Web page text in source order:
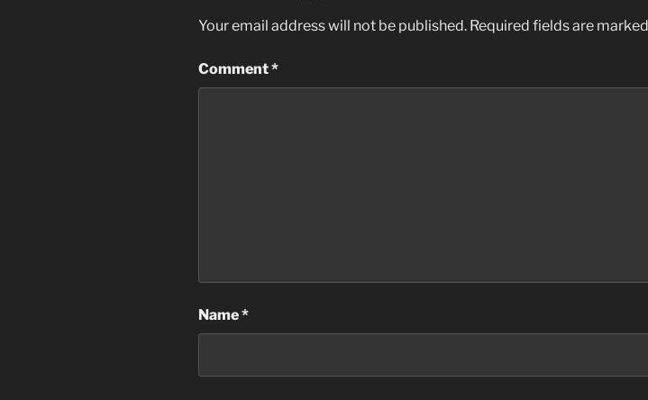
Your email address will not be published. Required fields are marked
Comment*
Name*